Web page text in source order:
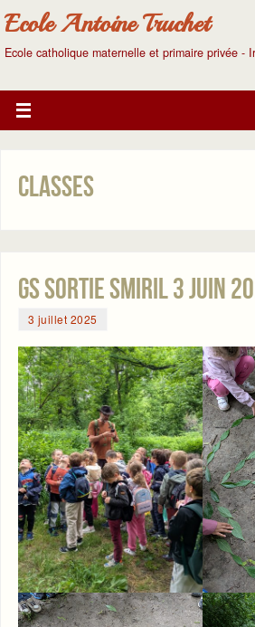
Ecole Antoine Truchet
Ecole catholique maternelle et primaire privée -
Classes
GS Sortie smiril 3 juin
3 juillet 2025